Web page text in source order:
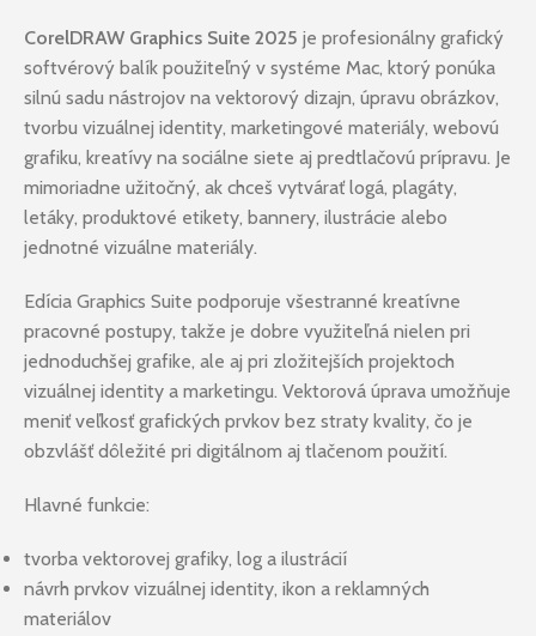
CorelDRAW Graphics Suite 2025 je profesionálny grafický
softvérový balík použiteľný v systéme Mac, ktorý ponúka
silnú sadu nástrojov na vektorový dizajn, úpravu obrázkov,
tvorbu vizuálnej identity, marketingové materiály, webovú
grafiku, kreatívy na sociálne siete aj predtlačovú prípravu. Je
mimoriadne užitočný, ak chceš vytvárať logá, plagáty,
letáky, produktové etikety, bannery, ilustrácie alebo
jednotné vizuálne materiály.
Edícia Graphics Suite podporuje všestranné kreatívne
pracovné postupy, takže je dobre využiteľná nielen pri
jednoduchšej grafike, ale aj pri zložitejších projektoch
vizuálnej identity a marketingu. Vektorová úprava umožňuje
meniť veľkosť grafických prvkov bez straty kvality, čo je
obzvlášť dôležité pri digitálnom aj tlačenom použití.
Hlavné funkcie:
tvorba vektorovej grafiky, log a ilustrácií
návrh prvkov vizuálnej identity, ikon a reklamných
materiálov